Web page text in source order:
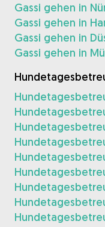
Gassi gehen in
Gassi gehen in
Gassi gehen in
Gassi gehen in